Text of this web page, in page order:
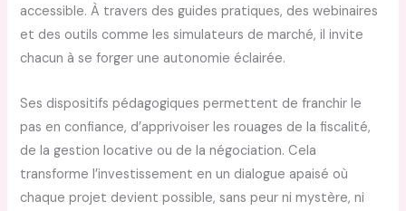
accessible. À travers des guides pratiques, des webinaires
et des outils comme les simulateurs de marché, il invite
chacun à se forger une autonomie éclairée.
Ses dispositifs pédagogiques permettent de franchir le
pas en confiance, d’apprivoiser les rouages de la fiscalité,
de la gestion locative ou de la négociation. Cela
transforme l’investissement en un dialogue apaisé où
chaque projet devient possible, sans peur ni mystère, ni